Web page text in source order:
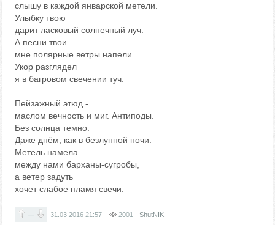
слышу в каждой январской метели.
Улыбку твою
дарит ласковый солнечный луч.
А песни твои
мне полярные ветры напели.
Укор разглядел
я в багровом свечении туч.
Пейзажный этюд -
маслом вечность и миг. Антиподы.
Без солнца темно.
Даже днём, как в безлунной ночи.
Метель намела
между нами барханы-сугробы,
а ветер задуть
хочет слабое пламя свечи.
— 31.03.201621:57 2001
ShutNIK